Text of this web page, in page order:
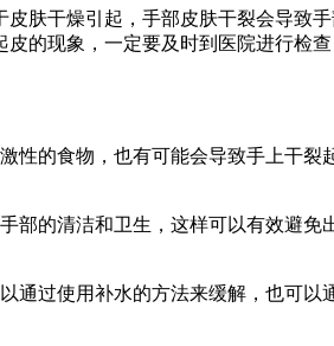
肤干燥引起，手部皮肤干裂会导致
的现象，一定要及时到医院进行检
的食物，也有可能会导致手上干
的清洁和卫生，这样可以有效避
过使用补水的方法来缓解，也可